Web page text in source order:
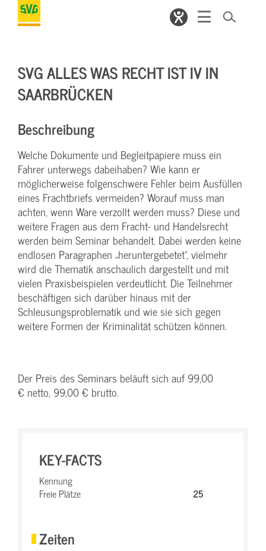
SVG ALLES WAS RECHT IST IV IN
SAARBRÜCKEN
Beschreibung
Welche Dokumente und Begleitpapiere muss ein
Fahrer unterwegs dabeihaben? Wie kann er
möglicherweise folgenschwere Fehler beim Ausfüllen
eines Frachtbriefs vermeiden? Worauf muss man
achten, wenn Ware verzollt werden muss? Diese und
weitere Fragen aus dem Fracht- und Handelsrecht
werden beim Seminar behandelt. Dabei werden keine
endlosen Paragraphen „heruntergebetet“, vielmehr
wird die Thematik anschaulich dargestellt und mit
vielen Praxisbeispielen verdeutlicht. Die Teilnehmer
beschäftigen sich darüber hinaus mit der
Schleusungsproblematik und wie sie sich gegen
weitere Formen der Kriminalität schützen können.
Der Preis des Seminars beläuft sich auf 99,00
€ netto, 99,00 € brutto.
KEY-FACTS
Kennung
Freie Plätze
25
Zeiten